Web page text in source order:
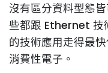
沒有區分資料型態
些都跟 Ethernet
的技術應用走得最
消費性電子。